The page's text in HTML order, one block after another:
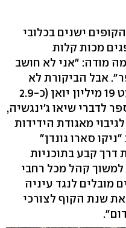
ישנים בכלובי
מכות קלות
מודה: "אני לא חושב
אבל הביקורת לא
מרתיעה את המשקיעים: כמעט 19 מיליון יואן (כ-2.9
לדברי שיאו ג'ינגשיה,
מאגודת הידידות
סארו גונדן"
דרך קבע בתוכניות
למשוך קהל מכל רחבי
מובלים לנגד עיניה
את שנת הקוף לצורכי